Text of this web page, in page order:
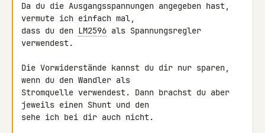
Da du die Ausgangsspannungen angegeben hast,
vermute ich einfach mal,
dass du den LM2596 als Spannungsregler
verwendest.
Die Vorwiderstände kannst du dir nur sparen,
wenn du den Wandler als
Stromquelle verwendest. Dann brachst du aber
jeweils einen Shunt und den
sehe ich bei dir auch nicht.